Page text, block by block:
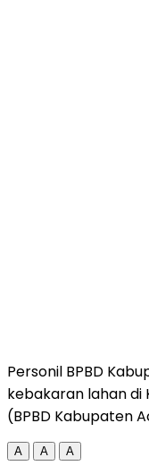
Personil BPBD
kebakaran lahan di
(BPBD Kabupaten
A A A